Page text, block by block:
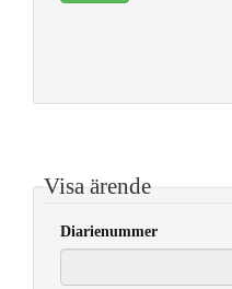
Visa ärende
Diarienummer